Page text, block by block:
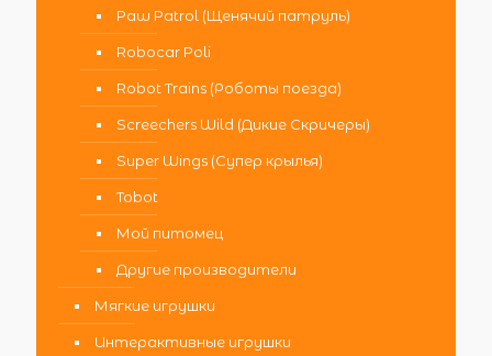
Paw Patrol (Щенячий патруль)
Robocar Poli
Robot Trains (Роботы поезда)
Screechers Wild (Дикие Скричеры)
Super Wings (Супер крылья)
Tobot
Мой питомец
Другие производители
Мягкие игрушки
Интерактивные игрушки